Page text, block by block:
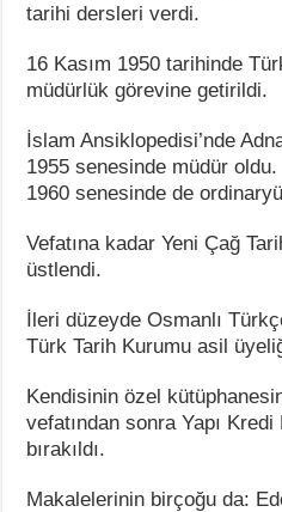
tarihi dersleri verdi.
16 Kasım 1950 tarihinde
müdürlük görevine getirildi.
İslam Ansiklopedisi’nde
1955 senesinde müdür oldu.
1960 senesinde de
Vefatına kadar Yeni Çağ
üstlendi.
İleri düzeyde Osmanlı
Türk Tarih Kurumu asil
Kendisinin özel
vefatından sonra Yapı Kredi
bırakıldı.
Makalelerinin birçoğu da: